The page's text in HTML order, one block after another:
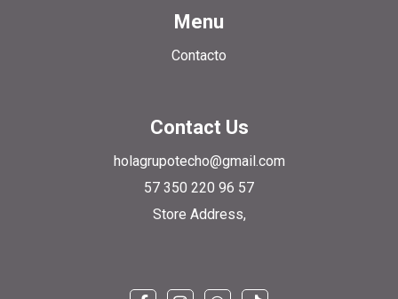
Menu
Contacto
Contact Us
holagrupotecho@gmail.com
57 350 220 96 57
Store Address,